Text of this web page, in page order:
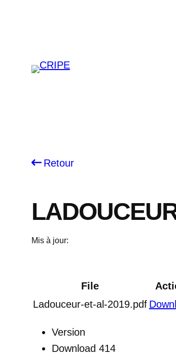
Retour
Mis à jour:
File
Ladouceur-et-al-2019.pdf
Version
Download 414